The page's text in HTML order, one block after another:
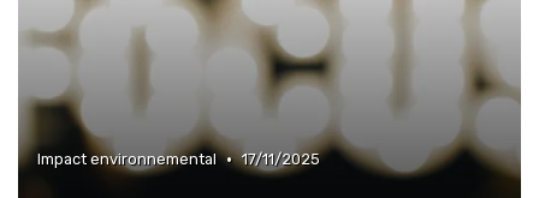
Impact environnemental • 17/11/2025